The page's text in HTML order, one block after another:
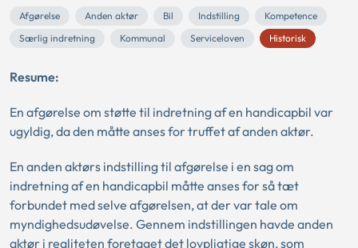
Afgørelse Anden aktør Bil Indstilling
Kompetence
Særlig indretning
Kommunal Serviceloven Historisk
Resume:
En afgørelse om støtte til indretning af en handicapbil var
ugyldig, da den måtte anses for truffet af anden aktør.
En anden aktørs indstilling til afgørelse i en sag om
indretning af en handicapbil måtte anses for så tæt
forbundet med selve afgørelsen, at der var tale om
myndighedsudøvelse. Gennem indstillingen havde anden
aktør i realiteten foretaget det lovpligtige skøn, som